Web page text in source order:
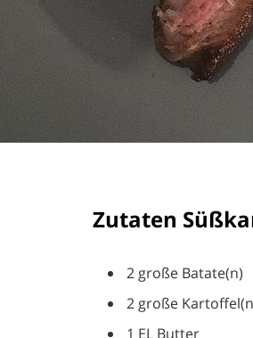
Zutaten
2 große Batate(n)
2 große
1 EL Butter